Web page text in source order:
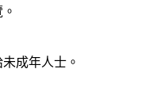
成年人士。